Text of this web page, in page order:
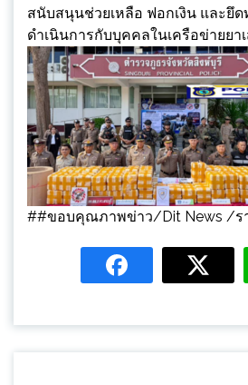
สนับสนุนช่วยเหลือ ฟอกเงิน และยึ
ดำเนินการกับบุคคลในเครือข่ายยา
##ขอบคุณภาพข่าว/Dit News /ร